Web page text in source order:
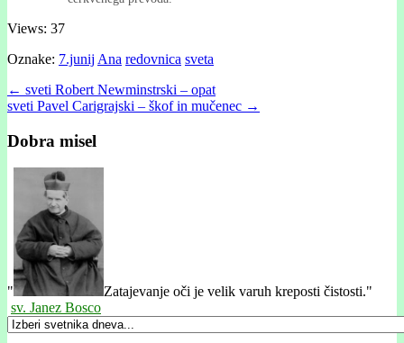
Views: 37
Oznake: 7.junij Ana redovnica sveta
Post
navigation
← sveti Robert Newminstrski – opat
sveti Pavel Carigrajski – škof in mučenec →
Dobra misel
"
Zatajevanje oči je velik varuh kreposti čistosti."
sv. Janez Bosco